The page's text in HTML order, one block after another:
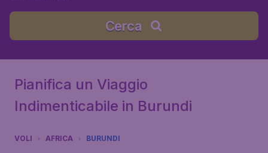
Cerca
Pianifica un Viaggio
Indimenticabile in Burundi
VOLI AFRICA BURUNDI